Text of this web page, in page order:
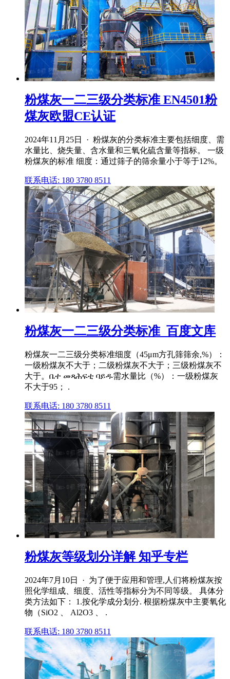
粉煤灰一二三级分类标准 EN4501粉
煤灰欧盟CE认证
2024年11月25日 · 粉煤灰的分类标准主要包括细度、需
水量比、烧失量、含水量和三氧化硫含量等指标。 一级
粉煤灰的标准 细度：通过筛子的筛余量小于等于12%。
联系电话: 180 3780 8511
粉煤灰一二三级分类标准_百度文库
粉煤灰一二三级分类标准细度（45μm方孔筛筛余,%）：
一级粉煤灰不大于；二级粉煤灰不大于；三级粉煤灰不
大于。ቤተ መጻሕፍቲ ባይዱ需水量比（%）：一级粉煤灰
不大于95； .
联系电话: 180 3780 8511
粉煤灰等级划分详解 知乎专栏
2024年7月10日 · 为了便于应用和管理,人们将粉煤灰按
照化学组成、细度、活性等指标分为不同等级。 具体分
类方法如下： 1.按化学成分划分. 根据粉煤灰中主要氧化
物（SiO2 、 Al2O3 、 .
联系电话: 180 3780 8511